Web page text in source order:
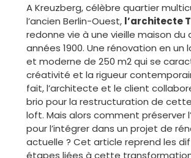
A Kreuzberg, célèbre quartier
l’ancien Berlin-Ouest, l’architecte
redonne vie à une vieille maison du
années 1900. Une rénovation en
et moderne de 250 m2 qui se
créativité et la rigueur
fait, l’architecte et le client
brio pour la restructuration de
loft. Mais alors comment préserver
pour l’intégrer dans un projet de
actuelle ? Cet article reprend les
étapes liées à cette